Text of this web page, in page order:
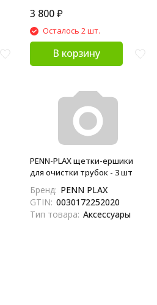
3 800₽
Осталось 2 шт.
В корзину
PENN-PLAX щетки-ершики
для очистки трубок - 3 шт
Бренд: PENN PLAX
GTIN: 0030172252020
Тип товара: Аксессуары